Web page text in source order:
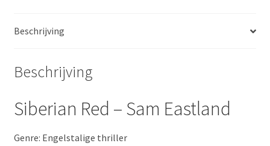
Beschrijving
Beschrijving
Siberian Red – Sam Eastland
Genre: Engelstalige thriller